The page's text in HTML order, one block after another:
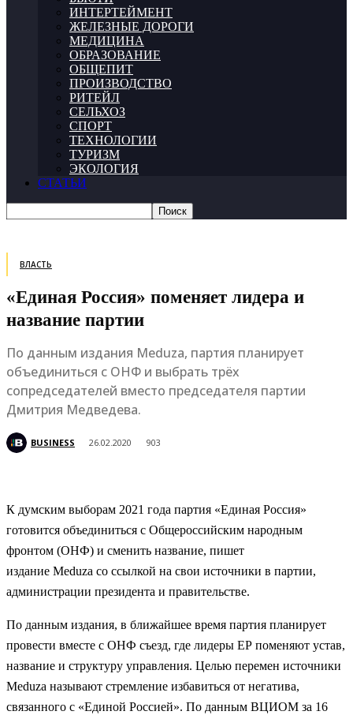
ИНТЕРТЕЙМЕНТ
ЖЕЛЕЗНЫЕ ДОРОГИ
МЕДИЦИНА
ОБРАЗОВАНИЕ
ОБЩЕПИТ
ПРОИЗВОДСТВО
РИТЕЙЛ
СЕЛЬХОЗ
СПОРТ
ТЕХНОЛОГИИ
ТУРИЗМ
ЭКОЛОГИЯ
СТАТЬИ
ВЛАСТЬ
«Единая Россия» поменяет лидера и
название партии
По данным издания Meduza, партия планирует
объединиться с ОНФ и выбрать трёх
сопредседателей вместо председателя партии
Дмитрия Медведева.
BUSINESS 26.02.2020 903
К думским выборам 2021 года партия «Единая Россия»
готовится объединиться с Общероссийским народным
фронтом (ОНФ) и сменить название, пишет
издание Meduza со ссылкой на свои источники в партии,
администрации президента и правительстве.
По данным издания, в ближайшее время партия планирует
провести вместе с ОНФ съезд, где лидеры ЕР поменяют устав,
название и структуру управления. Целью перемен источники
Meduza называют стремление избавиться от негатива,
связанного с «Единой Россией». По данным ВЦИОМ за 16